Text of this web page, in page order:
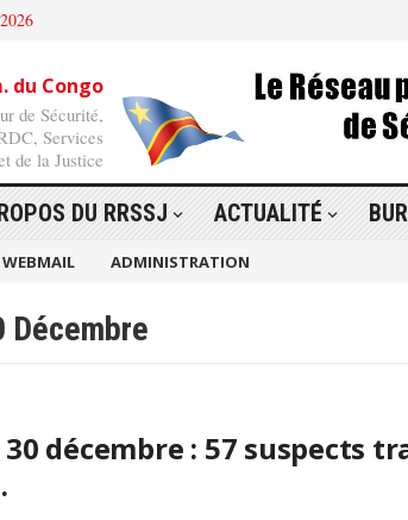
du Congo
de Sécurité,
Services
de la Justice
DU RRSSJ ACTUALITÉ
WEBMAIL ADMINISTRATION
Décembre
décembre : 57 suspects